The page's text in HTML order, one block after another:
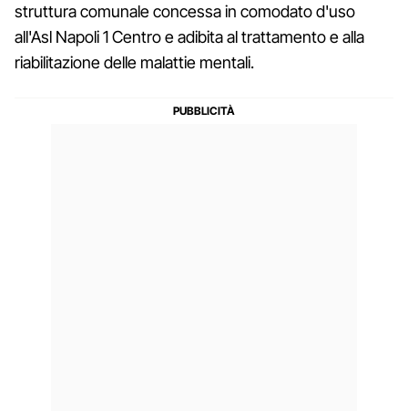
struttura comunale concessa in comodato d'uso
all'Asl Napoli 1 Centro e adibita al trattamento e alla
riabilitazione delle malattie mentali.